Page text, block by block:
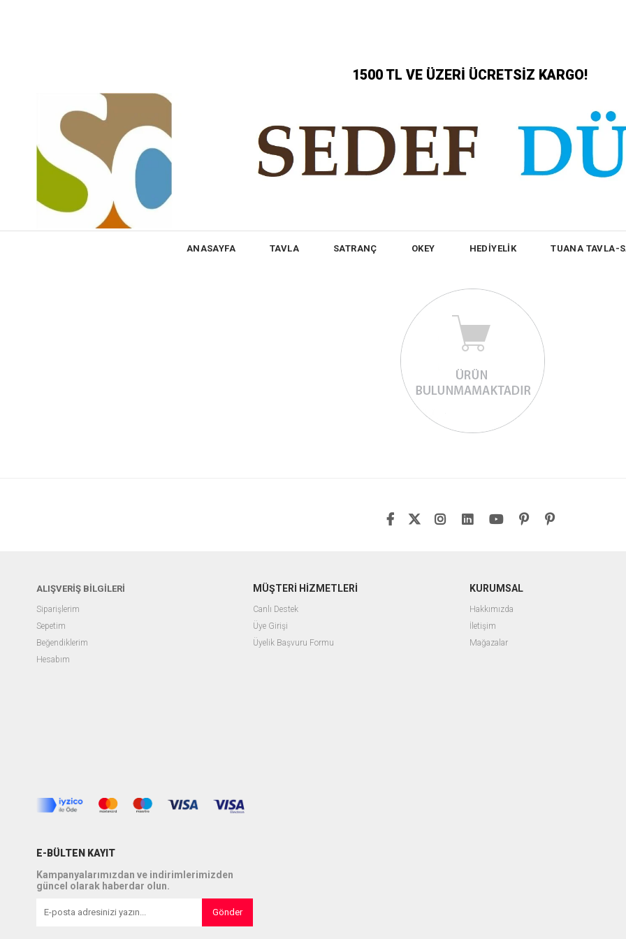
1500 TL VE ÜZERİ ÜCRETSİZ KARGO!
ANASAYFA TAVLA SATRANÇ OKEY HEDİYELİK TUANA TAVLA-
ALIŞVERİŞ BİLGİLERİ
Siparişlerim
Sepetim
Beğendiklerim
Hesabım
MÜŞTERİ HİZMETLERİ
Canlı Destek
Üye Girişi
Üyelik Başvuru Formu
KURUMSAL
Hakkımızda
İletişim
Mağazalar
E-BÜLTEN KAYIT
Kampanyalarımızdan ve indirimlerimizden
güncel olarak haberdar olun.
Gönder